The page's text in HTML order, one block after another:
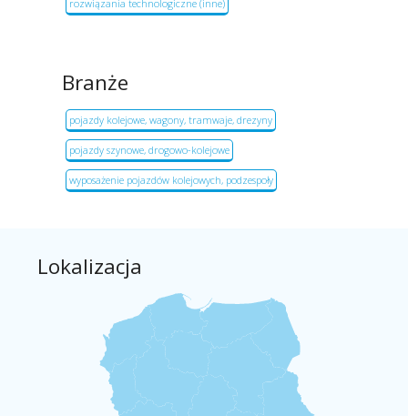
rozwiązania technologiczne (inne)
Branże
pojazdy kolejowe, wagony, tramwaje, drezyny
pojazdy szynowe, drogowo-kolejowe
wyposażenie pojazdów kolejowych, podzespoły
Lokalizacja